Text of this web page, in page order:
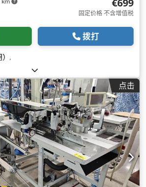
固定价格 不含增值税
拨打
,
点击